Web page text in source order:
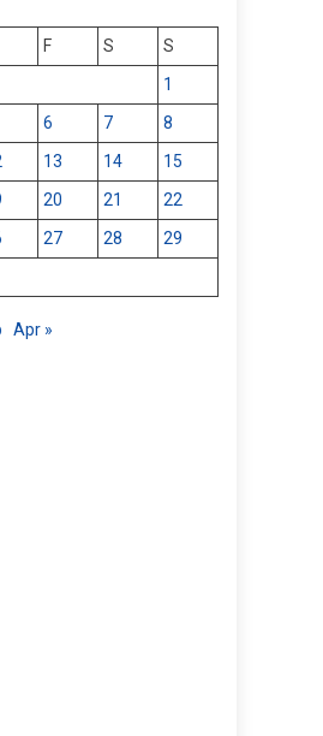
F S
S
1
6 7
8
13 14
15
20 21
22
27 28
29
Apr »